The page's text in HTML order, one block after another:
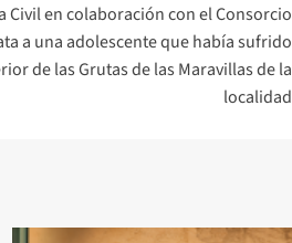
Civil en colaboración con el Consorcio
a una adolescente que había sufrido
de las Grutas de las Maravillas de la
localidad